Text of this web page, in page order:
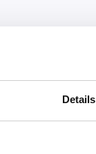
Details